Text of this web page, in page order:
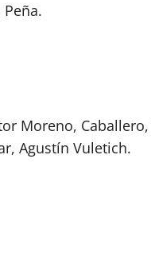
Moreno,
Agustín Vuletich.